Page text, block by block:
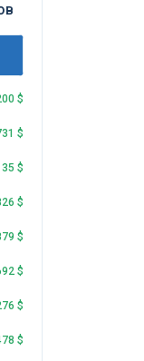
$
$
$
$
$
$
$
$